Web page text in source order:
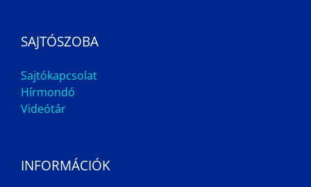
SAJTÓSZOBA
Sajtókapcsolat
Hírmondó
Videótár
INFORMÁCIÓK